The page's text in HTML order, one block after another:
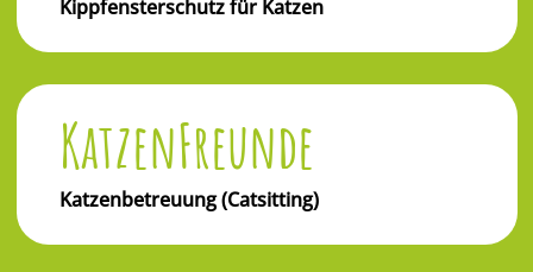
Kippfensterschutz für Katzen
KatzenFreunde
Katzenbetreuung (Catsitting)